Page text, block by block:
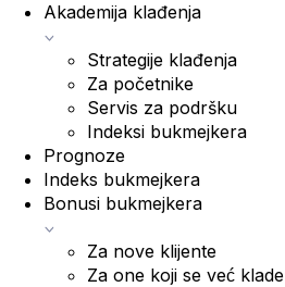
Akademija klađenja
Strategije klađenja
Za početnike
Servis za podršku
Indeksi bukmejkera
Prognoze
Indeks bukmejkera
Bonusi bukmejkera
Za nove klijente
Za one koji se već klade